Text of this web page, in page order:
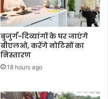
बुजुर्ग-दिव्यांगों के घर जाएंगे
बीएलओ, करेंगे नोटिसों का
निस्तारण
18 hours ago